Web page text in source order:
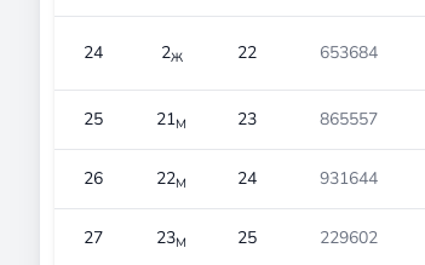
24 2Ж 22 653684
25 21М 23 865557
26 22М 24 931644
27 23М 25 229602